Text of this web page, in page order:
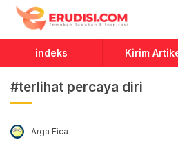
Erudisi
Temukan Jawaban dan Inspirasi
indeks Kirim
#terlihat percaya diri
Arga Fica